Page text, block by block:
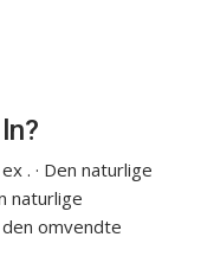
. · Den naturlige
naturlige
omvendte